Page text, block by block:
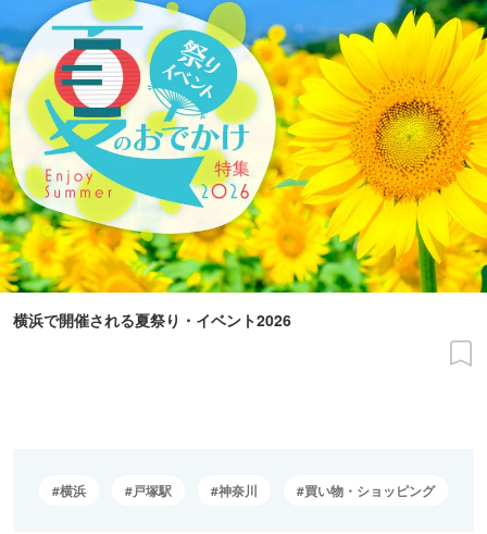
横浜で開催される夏祭り・イベント2026
横浜 戸塚駅 神奈川 買い物・ショッピング